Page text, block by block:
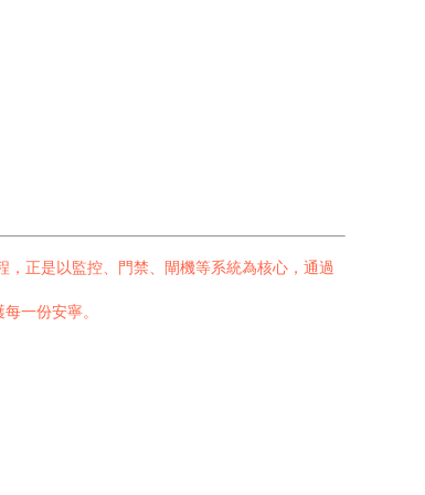
正是以監控、門禁、閘機等系統為核心，通過
一份安寧。